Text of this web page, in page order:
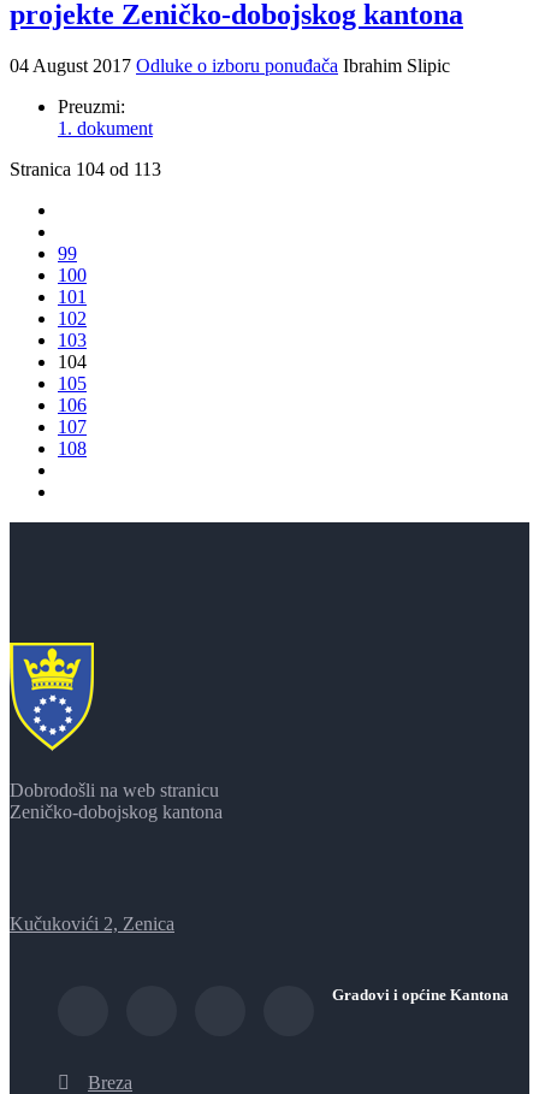
projekte Zeničko-dobojskog kantona
04 August 2017 Odluke o izboru ponuđača Ibrahim Slipic
Preuzmi:
1. dokument
Stranica 104 od 113
99
100
101
102
103
104
105
106
107
108
Dobrodošli na web stranicu
Zeničko-dobojskog kantona
Kučukovići 2, Zenica
Gradovi i općine Kantona
Breza